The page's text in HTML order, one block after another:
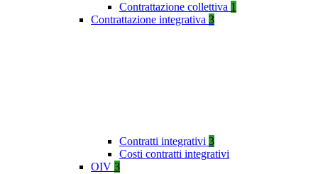
Contrattazione collettiva 1
Contrattazione integrativa 3
Contratti integrativi 3
Costi contratti integrativi
OIV 3